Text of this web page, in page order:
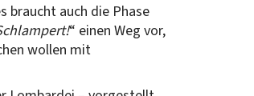
braucht auch die Phase
“ einen Weg vor,
wollen mit